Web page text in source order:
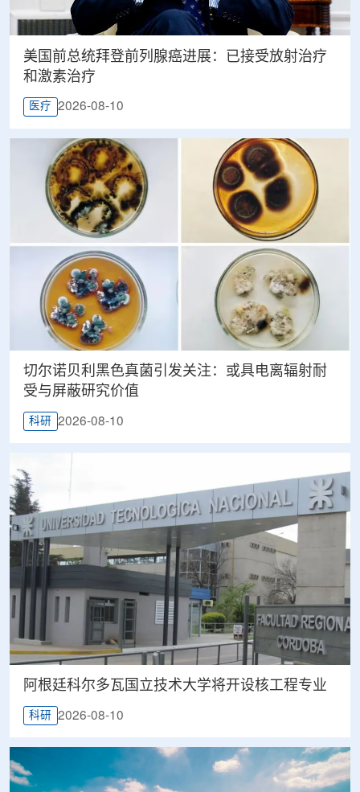
美国前总统拜登前列腺癌进展：已接受放射治疗
和激素治疗
医疗 2026-08-10
切尔诺贝利黑色真菌引发关注：或具电离辐射耐
受与屏蔽研究价值
科研 2026-08-10
阿根廷科尔多瓦国立技术大学将开设核工程专业
科研 2026-08-10